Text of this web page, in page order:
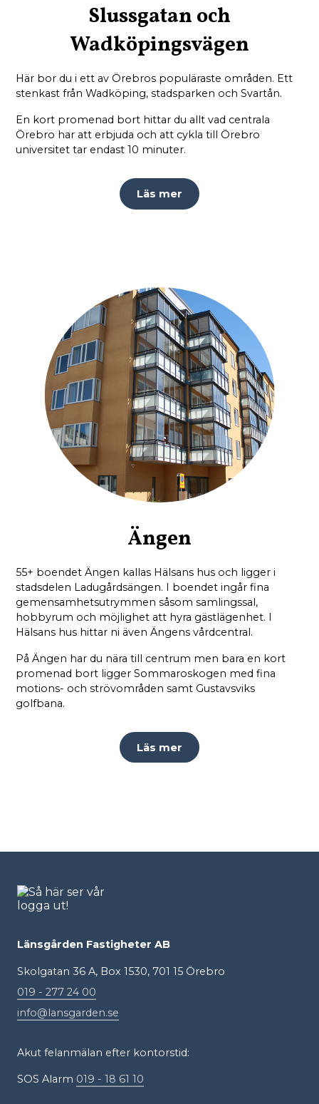
Slussgatan och
Wadköpingsvägen
Här bor du i ett av Örebros populäraste områden. Ett
stenkast från Wadköping, stadsparken och Svartån.
En kort promenad bort hittar du allt vad centrala
Örebro har att erbjuda och att cykla till Örebro
universitet tar endast 10 minuter.
Läs mer
Ängen
55+ boendet Ängen kallas Hälsans hus och ligger i
stadsdelen Ladugårdsängen. I boendet ingår fina
gemensamhetsutrymmen såsom samlingssal,
hobbyrum och möjlighet att hyra gästlägenhet. I
Hälsans hus hittar ni även Ängens vårdcentral.
På Ängen har du nära till centrum men bara en kort
promenad bort ligger Sommaroskogen med fina
motions- och strövområden samt Gustavsviks
golfbana.
Läs mer
Länsgården Fastigheter AB
Skolgatan 36 A, Box 1530, 701 15 Örebro
019 - 277 24 00
info@lansgarden.se
Akut felanmälan efter kontorstid:
SOS Alarm 019 - 18 61 10